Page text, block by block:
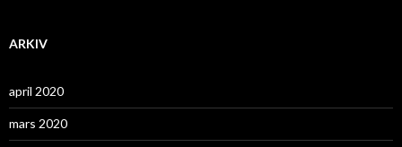
ARKIV
april 2020
mars 2020